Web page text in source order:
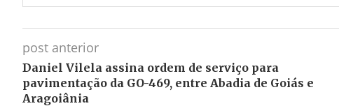
post anterior
Daniel Vilela assina ordem de serviço para
pavimentação da GO-469, entre Abadia de Goiás e
Aragoiânia